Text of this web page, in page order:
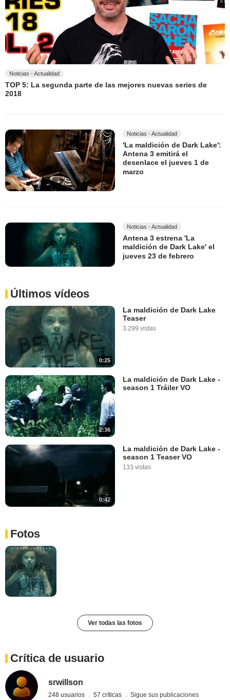
Noticias - Actualidad
TOP 5: La segunda parte de las mejores nuevas series de
2018
Noticias - Actualidad
'La maldición de Dark Lake':
Antena 3 emitirá el
desenlace el jueves 1 de
marzo
Noticias - Actualidad
Antena 3 estrena 'La
maldición de Dark Lake' el
jueves 23 de febrero
Últimos vídeos
0:25
La maldición de Dark Lake
Teaser
3.299 vistas
2:36
La maldición de Dark Lake -
season 1 Tráiler VO
0:42
La maldición de Dark Lake -
season 1 Teaser VO
133 vistas
Fotos
Ver todas las fotos
Crítica de usuario
srwillson
248 usuarios 57 críticas Sigue sus publicaciones